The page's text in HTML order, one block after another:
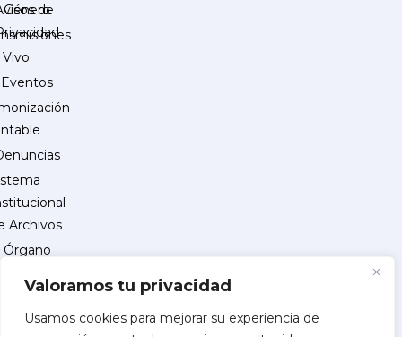
Valoramos tu privacidad
Usamos cookies para mejorar su experiencia de
de
Género
Eventos
Archivos
Órgano
Control